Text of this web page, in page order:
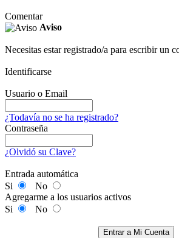
Comentar
Aviso
Necesitas estar registrado/a para escribir un
Identificarse
Usuario o Email
¿Todavía no se ha registrado?
Contraseña
¿Olvidó su Clave?
Entrada automática
Si
No
Agregarme a los usuarios activos
Si
No
Entrar a Mi Cuenta